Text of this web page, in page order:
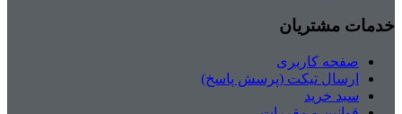
خدمات مشتریان
صفحه کاربری
ارسال تیکت (پرسش پاسخ)
سبد خرید